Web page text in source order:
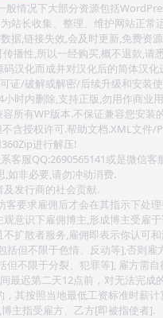
情况下大部分资源包括
站长收集、整理、维护网站正常
据,链接失效,会及时更新,免费资
播性,所以一经购买,概不退款,请
汉化而成并对汉化后的简体汉化
证/破解或解密/后续升级和安装
时内删除,支持正版,勿用作商业
所有WP版本.不保证兼容您安装
含授权许可.帮助文档.XML文件/
进行解压!
客服QQ:2690565141或是微信客
如非必要,请勿冲动消费.
发行商的社会贡献.
要求雇佣后才会在其指示下处
意识下雇佣博主,形成博主受雇
扩散者服务,雇佣即表示你认可
但不限于色情、反动等],否则雇
不限于分裂、犯罪等], 雇方需
最迟第二天12点前，对无法完成
其按照当地最低工资标准时薪计
主指受雇方、乙方[即被指使者].